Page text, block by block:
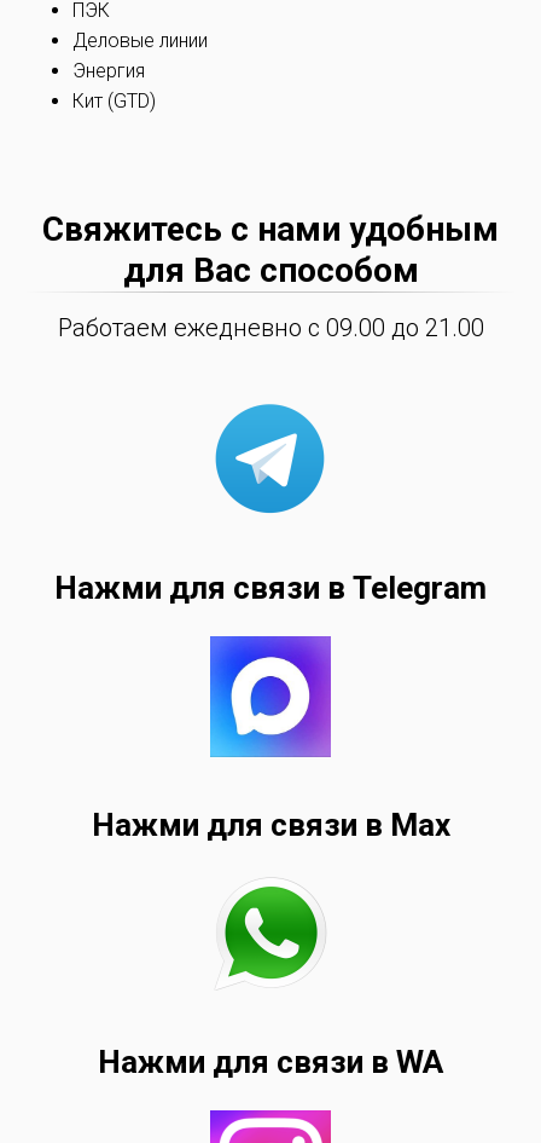
ПЭК
Деловые линии
Энергия
Кит (GTD)
Свяжитесь с нами удобным
для Вас способом
Работаем ежедневно с 09.00 до 21.00
Нажми для связи в Telegram
Нажми для связи в Max
Нажми для связи в WA